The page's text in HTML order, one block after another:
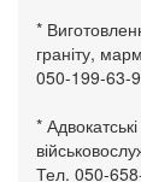
*
граніту,
050-199-63-
*
Тел. 050-